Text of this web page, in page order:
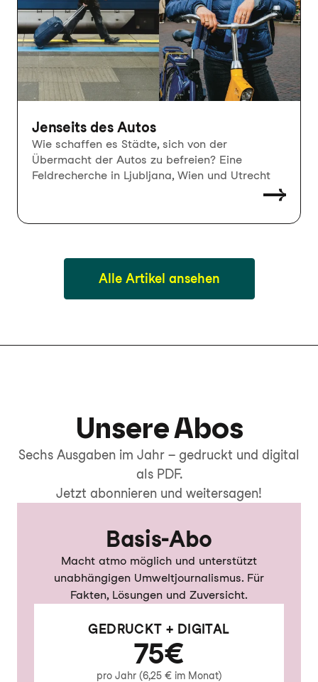
Jenseits des Autos
Wie schaffen es Städte, sich von der
Übermacht der Autos zu befreien? Eine
Feldrecherche in Ljubljana, Wien und Utrecht
Alle Artikel ansehen
Unsere Abos
Sechs Ausgaben im Jahr – gedruckt und digital
als PDF.
Jetzt abonnieren und weitersagen!
Basis-Abo
Macht atmo möglich und unterstützt
unabhängigen Umweltjournalismus. Für
Fakten, Lösungen und Zuversicht.
GEDRUCKT + DIGITAL
75€
pro Jahr (6,25 € im Monat)